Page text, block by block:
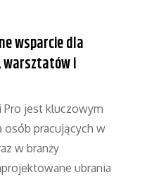
wsparcie dla
warsztatów i
Pro jest kluczowym
osób pracujących w
w branży
ubrania